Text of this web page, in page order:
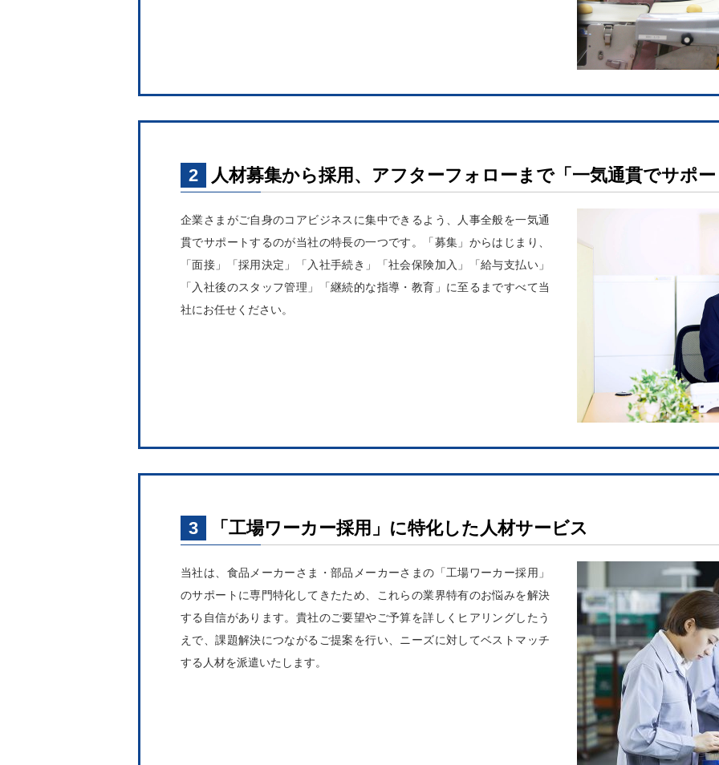
2 人材募集から採用、アフターフォローまで「一気通貫でサポ
企業さまがご自身のコアビジネスに集中できるよう、人事全般を一気通
貫でサポートするのが当社の特長の一つです。「募集」からはじまり、
「面接」「採用決定」「入社手続き」「社会保険加入」「給与支払い」
「入社後のスタッフ管理」「継続的な指導・教育」に至るまですべて当
社にお任せください。
3 「工場ワーカー採用」に特化した人材サービス
当社は、食品メーカーさま・部品メーカーさまの「工場ワーカー採用」
のサポートに専門特化してきたため、これらの業界特有のお悩みを解決
する自信があります。貴社のご要望やご予算を詳しくヒアリングしたう
えで、課題解決につながるご提案を行い、ニーズに対してベストマッチ
する人材を派遣いたします。